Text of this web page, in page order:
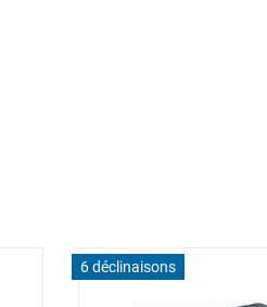
6 déclinaisons